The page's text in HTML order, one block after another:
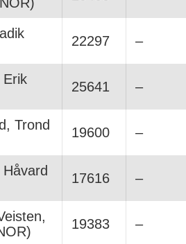
22297 –
Erik
25641 –
Trond
19600 –
17616 –
19383 –